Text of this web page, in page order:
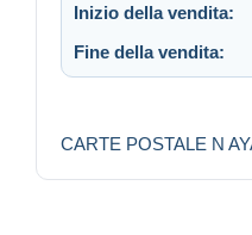
Inizio della vendita:
Fine della vendita:
CARTE POSTALE N